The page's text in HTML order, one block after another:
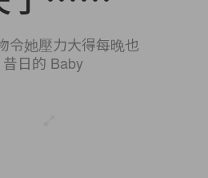
令她壓力大得每晚也
日的 Baby